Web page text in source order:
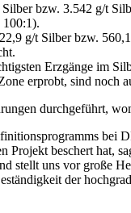
bzw. 3.542 g/t
g/t Silber bzw.
Erzgänge im
erprobt, sind
durchgeführt,
Projekt beschert
stellt uns vor große
der